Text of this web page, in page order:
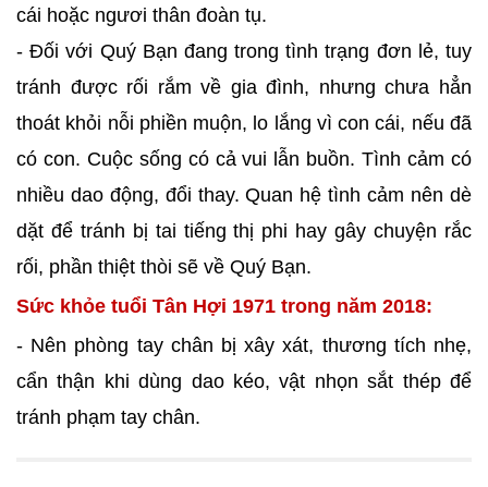
cái hoặc ngươi thân đoàn tụ.
- Đối với Quý Bạn đang trong tình trạng đơn lẻ, tuy
tránh được rối rắm về gia đình, nhưng chưa hẳn
thoát khỏi nỗi phiền muộn, lo lắng vì con cái, nếu đã
có con. Cuộc sống có cả vui lẫn buồn. Tình cảm có
nhiều dao động, đổi thay. Quan hệ tình cảm nên dè
dặt để tránh bị tai tiếng thị phi hay gây chuyện rắc
rối, phần thiệt thòi sẽ về Quý Bạn.
Sức khỏe tuổi Tân Hợi 1971 trong năm 2018:
- Nên phòng tay chân bị xây xát, thương tích nhẹ,
cẩn thận khi dùng dao kéo, vật nhọn sắt thép để
tránh phạm tay chân.